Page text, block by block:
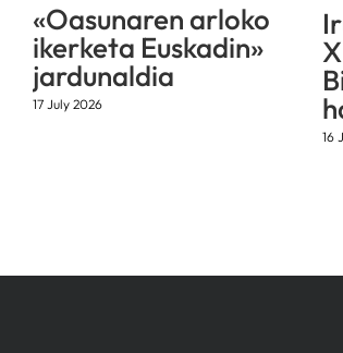
«Oasunaren arloko
ikerketa Euskadin»
jardunaldia
17 July 2026
16